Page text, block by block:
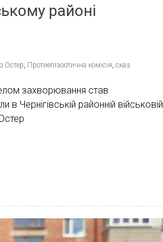
районі
Остер Протиепізоотична комісія сказ
захворювання став
Чернігівській районній військовій